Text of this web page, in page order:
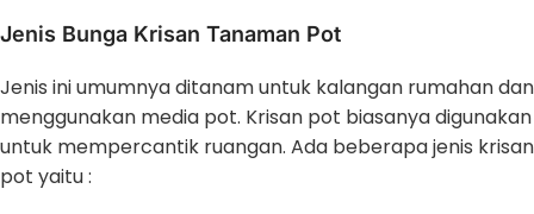
Jenis Bunga Krisan Tanaman Pot
Jenis ini umumnya ditanam untuk kalangan rumahan dan
menggunakan media pot. Krisan pot biasanya digunakan
untuk mempercantik ruangan. Ada beberapa jenis krisan
pot yaitu :